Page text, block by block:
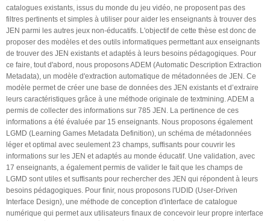
catalogues existants, issus du monde du jeu vidéo, ne proposent pas des
filtres pertinents et simples à utiliser pour aider les enseignants à trouver des
JEN parmi les autres jeux non-éducatifs. L'objectif de cette thèse est donc de
proposer des modèles et des outils informatiques permettant aux enseignants
de trouver des JEN existants et adaptés à leurs besoins pédagogiques. Pour
ce faire, tout d'abord, nous proposons ADEM (Automatic Description Extraction
Metadata), un modèle d'extraction automatique de métadonnées de JEN. Ce
modèle permet de créer une base de données des JEN existants et d’extraire
leurs caractéristiques grâce à une méthode originale de textmining. ADEM a
permis de collecter des informations sur 785 JEN. La pertinence de ces
informations a été évaluée par 15 enseignants. Nous proposons également
LGMD (Learning Games Metadata Definition), un schéma de métadonnées
léger et optimal avec seulement 23 champs, suffisants pour couvrir les
informations sur les JEN et adaptés au monde éducatif. Une validation, avec
17 enseignants, a également permis de valider le fait que les champs de
LGMD sont utiles et suffisants pour rechercher des JEN qui répondent à leurs
besoins pédagogiques. Pour finir, nous proposons l'UDID (User-Driven
Interface Design), une méthode de conception d'interface de catalogue
numérique qui permet aux utilisateurs finaux de concevoir leur propre interface